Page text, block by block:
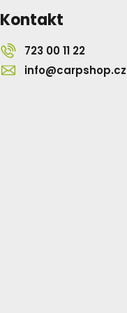
Kontakt
723 00 11 22
info@carpshop.cz